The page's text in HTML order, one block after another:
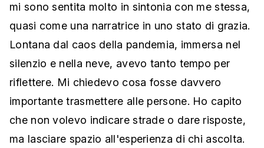
mi sono sentita molto in sintonia con me stessa,
quasi come una narratrice in uno stato di grazia.
Lontana dal caos della pandemia, immersa nel
silenzio e nella neve, avevo tanto tempo per
riflettere. Mi chiedevo cosa fosse davvero
importante trasmettere alle persone. Ho capito
che non volevo indicare strade o dare risposte,
ma lasciare spazio all'esperienza di chi ascolta.